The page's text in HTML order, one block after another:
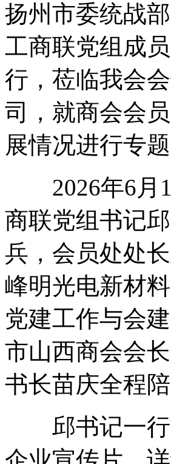
扬州市委统战
工商联党组成
行，莅临我会
司，就商会会
展情况进行专
2026年6月
商联党组书记
兵，会员处处
峰明光电新材
党建工作与会
市山西商会会
书长苗庆全程陪
邱书记一行